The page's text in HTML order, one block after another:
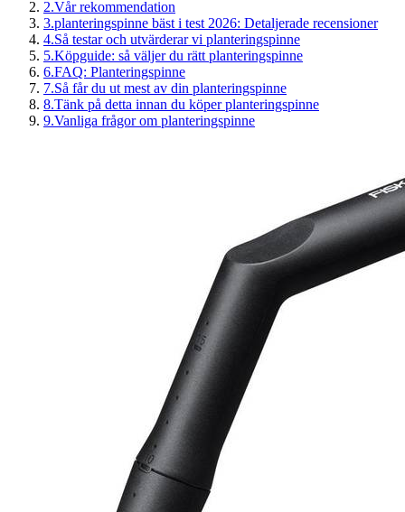
2.Vår rekommendation
3.planteringspinne bäst i test 2026: Detaljerade recensioner
4.Så testar och utvärderar vi planteringspinne
5.Köpguide: så väljer du rätt planteringspinne
6.FAQ: Planteringspinne
7.Så får du ut mest av din planteringspinne
8.Tänk på detta innan du köper planteringspinne
9.Vanliga frågor om planteringspinne